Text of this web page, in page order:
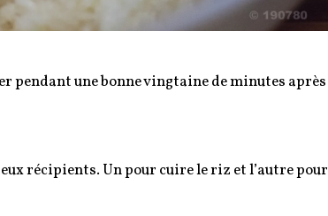
pendant une bonne vingtaine de minutes après
récipients. Un pour cuire le riz et l’autre pour